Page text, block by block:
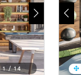
1 / 14